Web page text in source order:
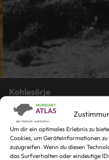
Um dir ein optimales Erlebnis zu
Cookies, um Geräteinformationen
zuzugreifen. Wenn du diesen
das Surfverhalten oder eindeutige
Kohlesörje
Kohlesorgen
von Elisabeth Lauer
Interpret:Willi Görtz
Arbeitsleben, Krieg, Startseite